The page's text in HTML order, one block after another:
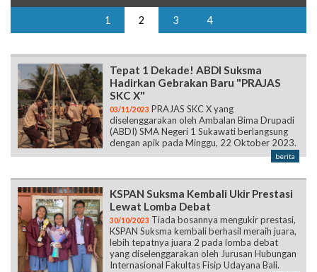
1 2 3 4
Tepat 1 Dekade! ABDI Suksma
Hadirkan Gebrakan Baru "PRAJAS
SKC X"
03/11/2023 PRAJAS SKC X yang
diselenggarakan oleh Ambalan Bima Drupadi
(ABDI) SMA Negeri 1 Sukawati berlangsung
dengan apik pada Minggu, 22 Oktober 2023.
berita
KSPAN Suksma Kembali Ukir Prestasi
Lewat Lomba Debat
30/10/2023 Tiada bosannya mengukir prestasi,
KSPAN Suksma kembali berhasil meraih juara,
lebih tepatnya juara 2 pada lomba debat
yang diselenggarakan oleh Jurusan Hubungan
Internasional Fakultas Fisip Udayana Bali.